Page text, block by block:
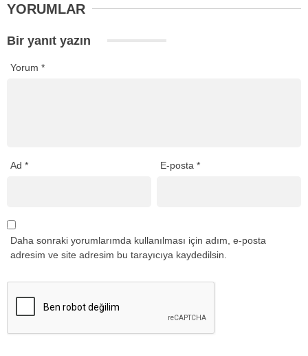
YORUMLAR
Bir yanıt yazın
Yorum *
Ad * E-posta*
Daha sonraki yorumlarımda kullanılması için adım, e-posta
adresim ve site adresim bu tarayıcıya kaydedilsin.